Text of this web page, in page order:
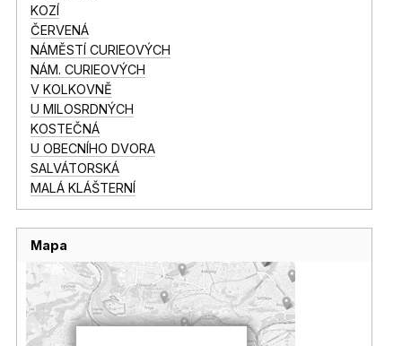
KOZÍ
ČERVENÁ
NÁMĚSTÍ CURIEOVÝCH
NÁM. CURIEOVÝCH
V KOLKOVNĚ
U MILOSRDNÝCH
KOSTEČNÁ
U OBECNÍHO DVORA
SALVÁTORSKÁ
MALÁ KLÁŠTERNÍ
Mapa